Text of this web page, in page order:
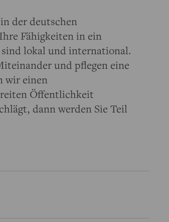
der deutschen
Fähigkeiten in ein
lokal und international.
und pflegen eine
wir einen
Öffentlichkeit
dann werden Sie Teil